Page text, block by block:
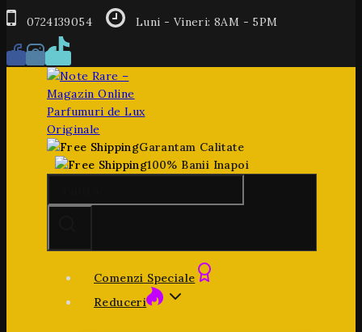
0724139054 Luni - Vineri: 8AM - 5PM
Garantam Calitate
100% Banii Inapoi
pentru:
Comenzi Speciale
Reduceri